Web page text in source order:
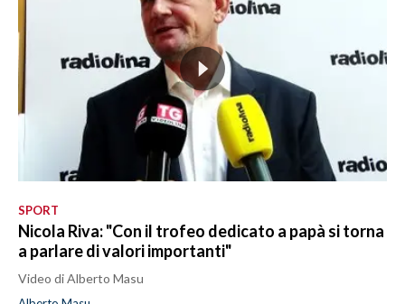
SPORT
Nicola Riva: "Con il trofeo dedicato a papà si torna
a parlare di valori importanti"
Video di Alberto Masu